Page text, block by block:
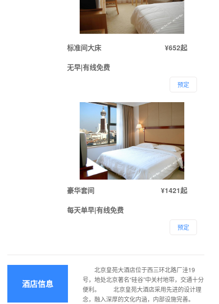
标准间大床
¥652起
无早|有线免费
预定
豪华套间
¥1421起
每天单早|有线免费
预定
酒店信息
北京皇苑大酒店位于西三环北路厂洼19
号，地处北京著名“硅谷”中关村地带，交通十分
便利。 北京皇苑大酒店采用先进的设计理
念，融入深厚的文化内涵，内部设施完善。